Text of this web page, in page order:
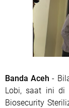
Banda Aceh -
Lobi, saat ini di
Biosecurity